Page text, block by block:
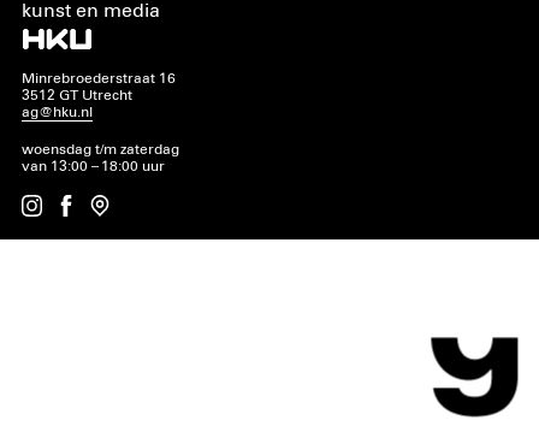
kunst en media
Minrebroederstraat 16
3512 GT Utrecht
ag@hku.nl
woensdag t/m zaterdag
van 13:00 – 18:00 uur